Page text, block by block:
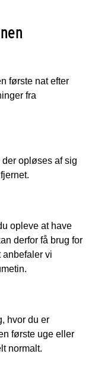
første nat efter
fra
opløses af sig
opleve at have
derfor få brug for
anbefaler vi
hvor du er
første uge eller
normalt.